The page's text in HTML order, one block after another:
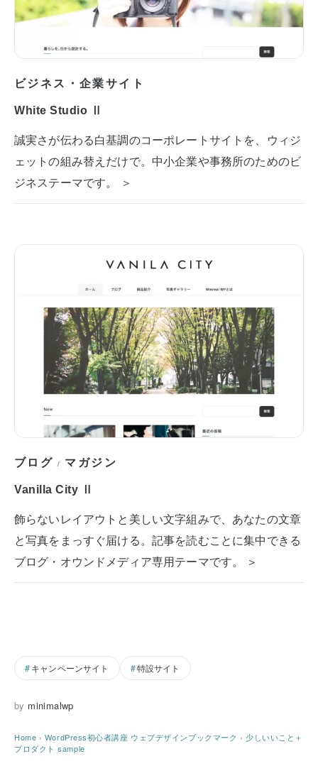
ビジネス・企業サイト
White Studio Ⅱ
誠実さが伝わる白基調のコーポレートサイトを、ウィジ
ェットの組み替えだけで。中小企業や事務所のためのビ
ジネステーマです。 ＞
ブログ / マガジン
Vanilla City Ⅱ
飾らないレイアウトと美しい文字組みで、あなたの文章
と写真をまっすぐ届ける。記事を読むことに集中できる
ブログ・オウンドメディア専用テーマです。 ＞
キャンペーンサイト 特設サイト
by minimalwp
Home › WordPress初心者講座 ウェブデザインブックマーク › 少しいいこと＋
プロダクト sample